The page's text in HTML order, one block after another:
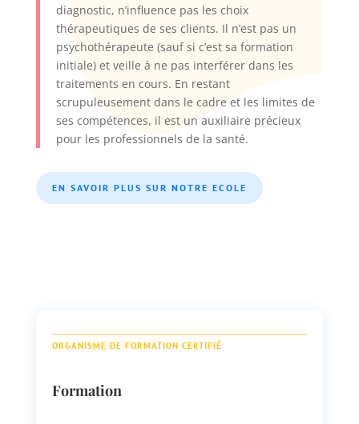
diagnostic, n’influence pas les choix
thérapeutiques de ses clients. Il n’est pas un
psychothérapeute (sauf si c’est sa formation
initiale) et veille à ne pas interférer dans les
traitements en cours. En restant
scrupuleusement dans le cadre et les limites de
ses compétences, il est un auxiliaire précieux
pour les professionnels de la santé.
EN SAVOIR PLUS SUR NOTRE ECOLE
ORGANISME DE FORMATION CERTIFIÉ
Formation